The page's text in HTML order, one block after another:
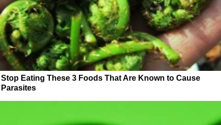
Stop Eating These 3 Foods That Are Known to Cause
Parasites